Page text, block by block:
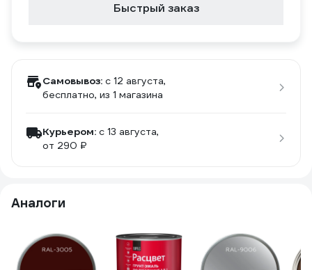
Быстрый заказ
Самовывоз: c 12 августа,
бесплатно, из 1 магазина
Курьером: c 13 августа,
от 290 ₽
Аналоги